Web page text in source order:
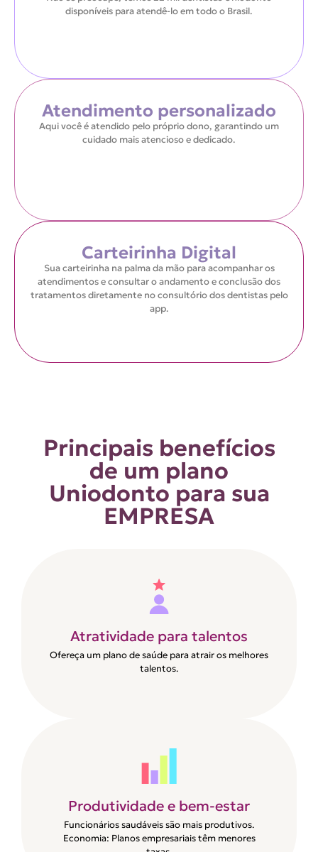
disponíveis para atendê-lo em todo o Brasil.
Atendimento personalizado
Aqui você é atendido pelo próprio dono, garantindo um
cuidado mais atencioso e dedicado.
Carteirinha Digital
Sua carteirinha na palma da mão para acompanhar os
atendimentos e consultar o andamento e conclusão dos
tratamentos diretamente no consultório dos dentistas pelo
app.
Principais benefícios
de um plano
Uniodonto para sua
EMPRESA
Atratividade para talentos
Ofereça um plano de saúde para atrair os melhores
talentos.
Produtividade e bem-estar
Funcionários saudáveis são mais produtivos.
Economia: Planos empresariais têm menores